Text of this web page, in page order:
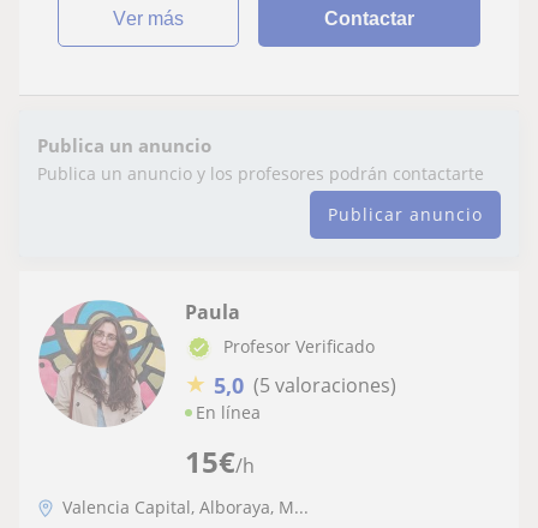
ver más Contactar
Publica un anuncio
Publica un anuncio y los profesores podrán contactarte
Publicar anuncio
15€/h
Paula
Profesor Verificado
★ 5,0 (5 valoraciones)
En línea
Valencia Capital, Alboraya, M...